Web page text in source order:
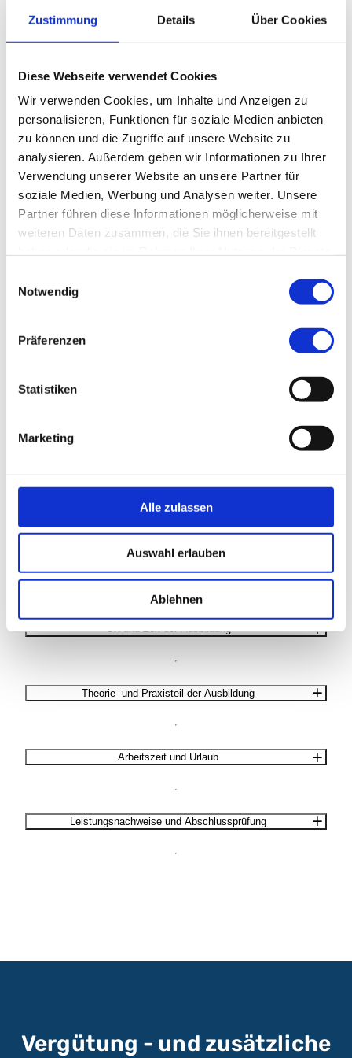
Zustimmung Details Über Cookies
Diese Webseite verwendet Cookies
Wir verwenden Cookies, um Inhalte und Anzeigen zu
personalisieren, Funktionen für soziale Medien anbieten
zu können und die Zugriffe auf unsere Website zu
analysieren. Außerdem geben wir Informationen zu Ihrer
Verwendung unserer Website an unsere Partner für
soziale Medien, Werbung und Analysen weiter. Unsere
Partner führen diese Informationen möglicherweise mit
weiteren Daten zusammen, die Sie ihnen bereitgestellt
Notwendig
Präferenzen
Statistiken
Marketing
Alle zulassen
Auswahl erlauben
Ablehnen
noch engere Zusammenarbeit zwischen
Deine Aufgaben umfassen...
Vorbereitung und Durchführung von CT- und
MRT-Untersuchungen
Anfertigen von Röntgenuntersuchungen
Simulation und der eigentlichen Bestrahlung
Durchführung von nuklearmedizinischen
Digitale Bildverarbeitungen
So verläuft die Ausbildung
Ort und Zeit der Ausbildung
Theorie- und Praxisteil der Ausbildung
Arbeitszeit und Urlaub
Leistungsnachweise und Abschlussprüfung
Vergütung - und zusätzliche